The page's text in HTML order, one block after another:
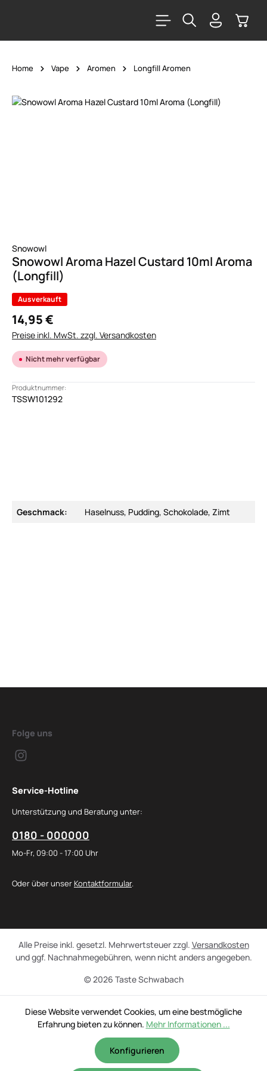
Home Vape Aromen Longfill Aromen
Bildergalerie überspringen
Snowowl
Snowowl Aroma Hazel Custard 10ml Aroma
(Longfill)
Ausverkauft
14,95 €
Preise inkl. MwSt. zzgl. Versandkosten
Nicht mehr verfügbar
Produktnummer:
TSSW101292
Geschmack: Haselnuss, Pudding, Schokolade, Zimt
Folge uns
Service-Hotline
Unterstützung und Beratung unter:
0180 - 000000
Mo-Fr, 09:00 - 17:00 Uhr
Oder über unser Kontaktformular.
© 2026 Taste Schwabach
Alle Preise inkl. gesetzl. Mehrwertsteuer zzgl. Versandkosten
und ggf. Nachnahmegebühren, wenn nicht anders angegeben.
Diese Website verwendet Cookies, um eine bestmögliche
Erfahrung bieten zu können. Mehr Informationen ...
Konfigurieren